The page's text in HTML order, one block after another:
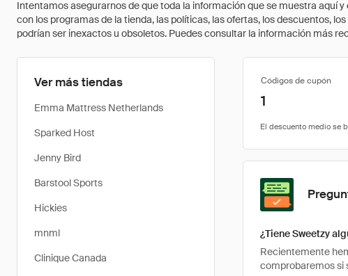
Intentamos asegurarnos de que toda la información que se muestra aquí
con los programas de la tienda, las políticas, las ofertas, los descuentos,
podrían ser inexactos u obsoletos. Puedes consultar la información más
Ver más tiendas
Emma Mattress Netherlands
Sparked Host
Jenny Bird
Barstool Sports
Hickies
mnml
Clinique Canada
Códigos de cupón
1
¿Tiene Sweetzy
Recientemente
comprobaremos si